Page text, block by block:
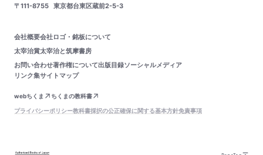
〒111-8755 東京都台東区蔵前2-5-3
会社概要会社ロゴ・銘板について
太宰治賞太宰治と筑摩書房
お問い合わせ著作権について出版目録ソーシャルメディア
リンク集サイトマップ
webちくま
ちくまの教科書
プライバシーポリシー教科書採択の公正確保に関する基本方針免責事項